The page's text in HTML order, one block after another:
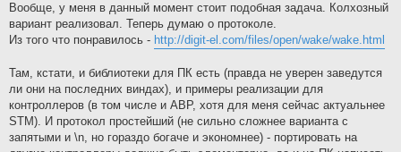
Вообще, у меня в данный момент стоит подобная задача. Колхозный
вариант реализовал. Теперь думаю о протоколе.
Из того что понравилось - http://digit-el.com/files/open/wake/wake.html
Там, кстати, и библиотеки для ПК есть (правда не уверен заведутся
ли они на последних виндах), и примеры реализации для
контроллеров (в том числе и АВР, хотя для меня сейчас актуальнее
STM). И протокол простейший (не сильно сложнее варианта с
запятыми и \n, но гораздо богаче и экономнее) - портировать на